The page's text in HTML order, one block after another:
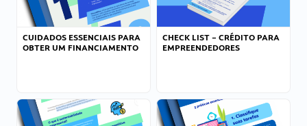
CUIDADOS ESSENCIAIS PARA
OBTER UM FINANCIAMENTO
CHECK LIST – CRÉDITO PARA
EMPREENDEDORES